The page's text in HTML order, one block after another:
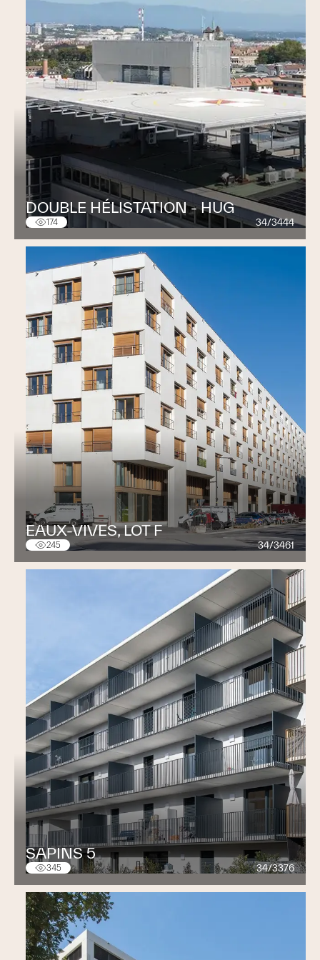
du siège administratif
Passerelle Sécheron– Nation : Construction d’une
passerelle piétons
DOUBLE HÉLISTATION - HUG
174 34/3444
EAUX-VIVES, LOT F
245 34/3461
SAPINS 5
345 34/3376